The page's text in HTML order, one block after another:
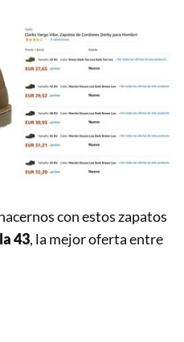
con estos zapatos
43, la mejor oferta entre